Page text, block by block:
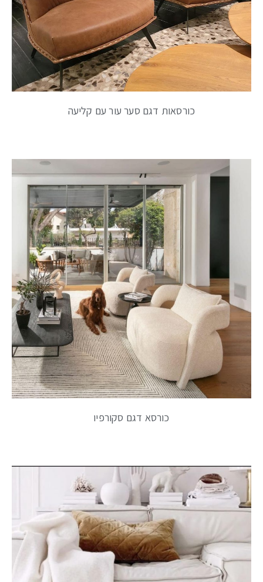
כורסאות דגם סער עור עם קליעה
כורסא דגם סקורפיו